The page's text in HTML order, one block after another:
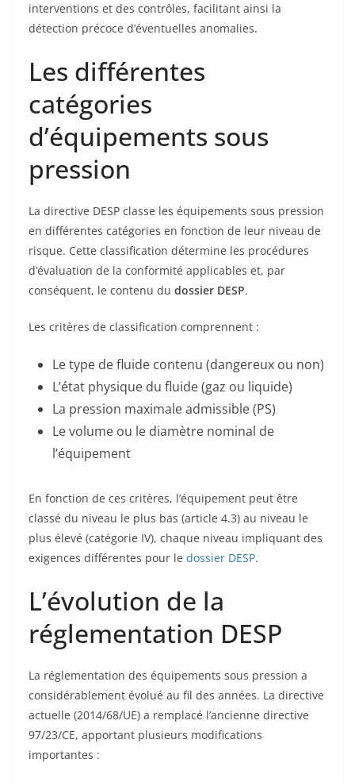
interventions et des contrôles, facilitant ainsi la
détection précoce d’éventuelles anomalies.
Les différentes
catégories
d’équipements sous
pression
La directive DESP classe les équipements sous pression
en différentes catégories en fonction de leur niveau de
risque. Cette classification détermine les procédures
d’évaluation de la conformité applicables et, par
conséquent, le contenu du dossier DESP.
Les critères de classification comprennent :
Le type de fluide contenu (dangereux ou non)
L’état physique du fluide (gaz ou liquide)
La pression maximale admissible (PS)
Le volume ou le diamètre nominal de
l’équipement
En fonction de ces critères, l’équipement peut être
classé du niveau le plus bas (article 4.3) au niveau le
plus élevé (catégorie IV), chaque niveau impliquant des
exigences différentes pour le dossier DESP.
L’évolution de la
réglementation DESP
La réglementation des équipements sous pression a
considérablement évolué au fil des années. La directive
actuelle (2014/68/UE) a remplacé l’ancienne directive
97/23/CE, apportant plusieurs modifications
importantes :